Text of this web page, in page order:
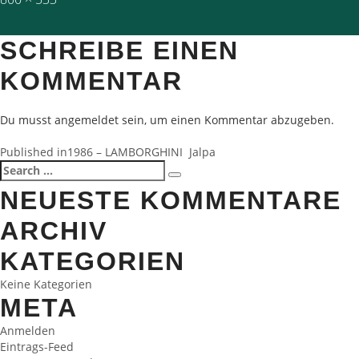
SCHREIBE EINEN
KOMMENTAR
Du musst angemeldet sein, um einen Kommentar abzugeben.
BEITRAGSNAVIGATION
Published in1986 – LAMBORGHINI Jalpa
Search
for:
Search
NEUESTE KOMMENTARE
ARCHIV
KATEGORIEN
Keine Kategorien
META
Anmelden
Eintrags-Feed